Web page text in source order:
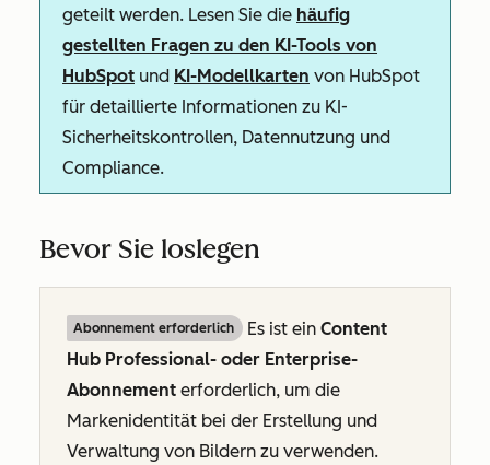
geteilt werden. Lesen Sie die häufig
gestellten Fragen zu den KI-Tools von
HubSpot und KI-Modellkarten von HubSpot
für detaillierte Informationen zu KI-
Sicherheitskontrollen, Datennutzung und
Compliance.
Bevor Sie loslegen
Abonnement erforderlich Es ist ein Content
Hub Professional- oder Enterprise-
Abonnement erforderlich, um die
Markenidentität bei der Erstellung und
Verwaltung von Bildern zu verwenden.